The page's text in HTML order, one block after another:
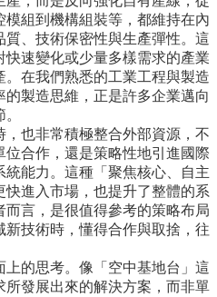
組到機構組裝等，都維持在內
、技術保密性與生產彈性。這
速變化或少量多樣需求的產業
在我們熟悉的工業工程與製造
製造思維，正是許多企業邁向
也非常積極整合外部資源，不
合作，還是策略性地引進國際
能力。這種「聚焦核心、自主
進入市場，也提升了整體的系
言，是很值得參考的策略布局
技術時，懂得合作與取捨，往
的思考。像「空中基地台」這
發展出來的解決方案，而非單